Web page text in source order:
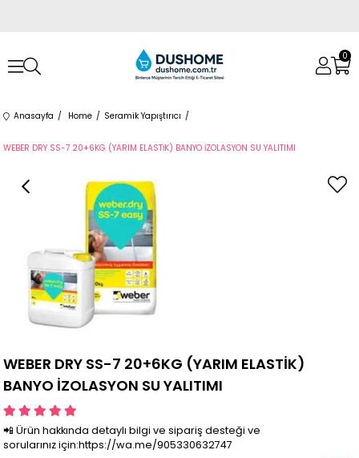
0
Anasayfa Home Seramik Yapıştırıcı
WEBER DRY SS-7 20+6KG (YARIM ELASTİK) BANYO İZOLASYON SU YALITIMI
WEBER DRY SS-7 20+6KG (YARIM ELASTİK)
BANYO İZOLASYON SU YALITIMI
📲 Ürün hakkında detaylı bilgi ve sipariş desteği ve
sorularınız için:https://wa.me/905330632747